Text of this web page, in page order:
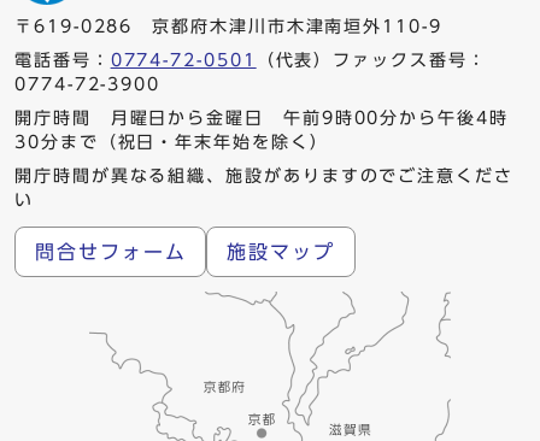
〒619-0286 京都府木津川市木津南垣外110-9
電話番号： 0774-72-0501
（代表）ファックス番号：
0774-72-3900
開庁時間 月曜日から金曜日 午前9時00分から午後4時
30分まで（祝日・年末年始を除く）
開庁時間が異なる組織、施設がありますのでご注意くださ
い
問合せフォーム 施設マップ